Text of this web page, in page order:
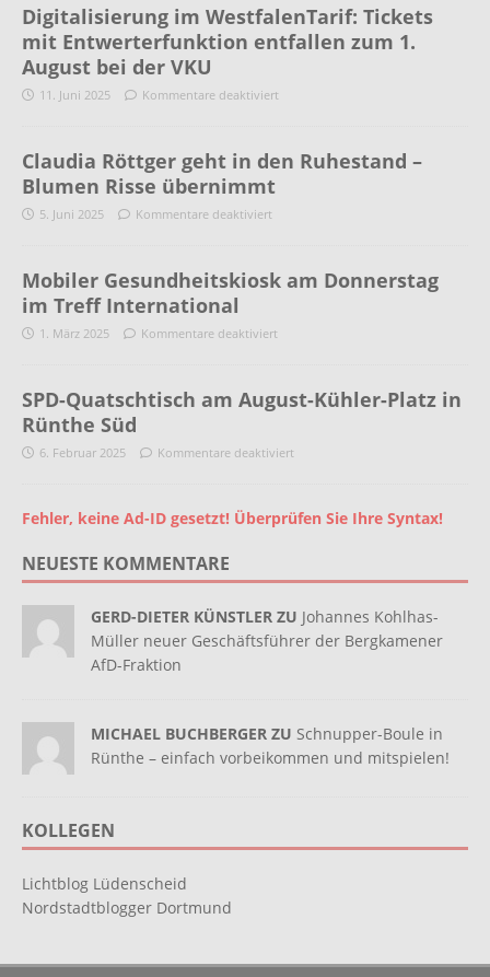
Digitalisierung im WestfalenTarif: Tickets
mit Entwerterfunktion entfallen zum 1.
August bei der VKU
11. Juni 2025 Kommentare deaktiviert
Claudia Röttger geht in den Ruhestand –
Blumen Risse übernimmt
5. Juni 2025 Kommentare deaktiviert
Mobiler Gesundheitskiosk am Donnerstag
im Treff International
1. März 2025 Kommentare deaktiviert
SPD-Quatschtisch am August-Kühler-Platz in
Rünthe Süd
6. Februar 2025 Kommentare deaktiviert
Fehler, keine Ad-ID gesetzt! Überprüfen Sie Ihre Syntax!
NEUESTE KOMMENTARE
GERD-DIETER KÜNSTLER ZU Johannes Kohlhas-
Müller neuer Geschäftsführer der Bergkamener
AfD-Fraktion
MICHAEL BUCHBERGER ZU Schnupper-Boule in
Rünthe – einfach vorbeikommen und mitspielen!
KOLLEGEN
Lichtblog Lüdenscheid
Nordstadtblogger Dortmund